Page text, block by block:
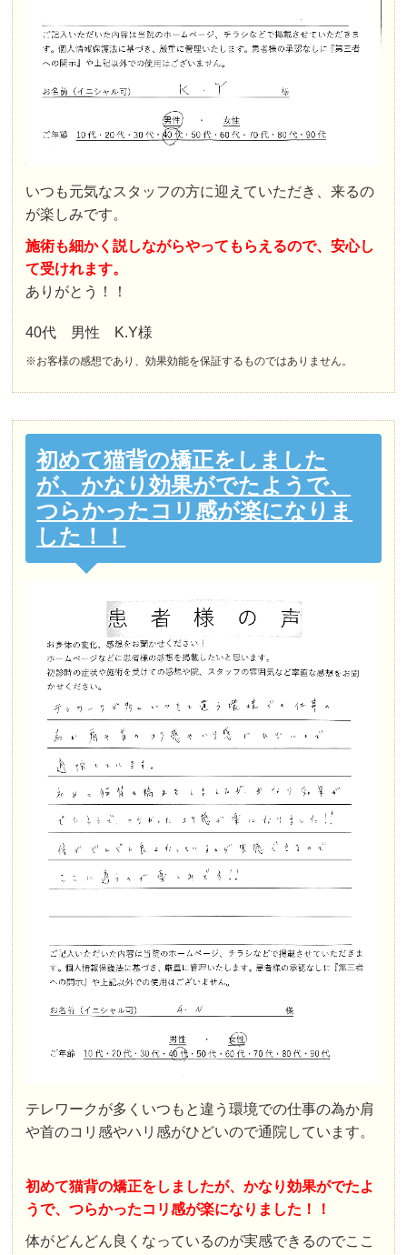
いつも元気なスタッフの方に迎えていただき、来るの
が楽しみです。
施術も細かく説しながらやってもらえるので、安心し
て受けれます。
ありがとう！！
40代 男性 K.Y様
※お客様の感想であり、効果効能を保証するものではありません。
初めて猫背の矯正をしました
が、かなり効果がでたようで、
つらかったコリ感が楽になりま
した！！
テレワークが多くいつもと違う環境での仕事の為か肩
や首のコリ感やハリ感がひどいので通院しています。
初めて猫背の矯正をしましたが、かなり効果がでたよ
うで、つらかったコリ感が楽になりました！！
体がどんどん良くなっているのが実感できるのでここ